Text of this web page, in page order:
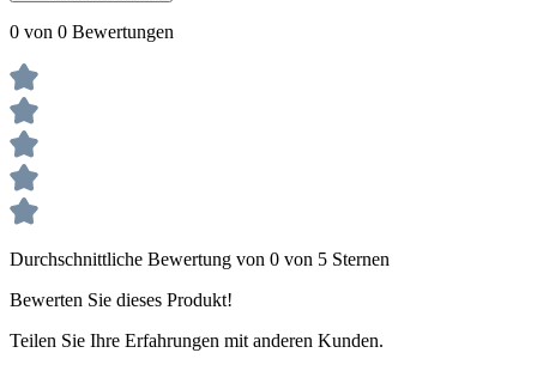
0 von 0 Bewertungen
Durchschnittliche Bewertung von 0 von 5 Sternen
Bewerten Sie dieses Produkt!
Teilen Sie Ihre Erfahrungen mit anderen Kunden.